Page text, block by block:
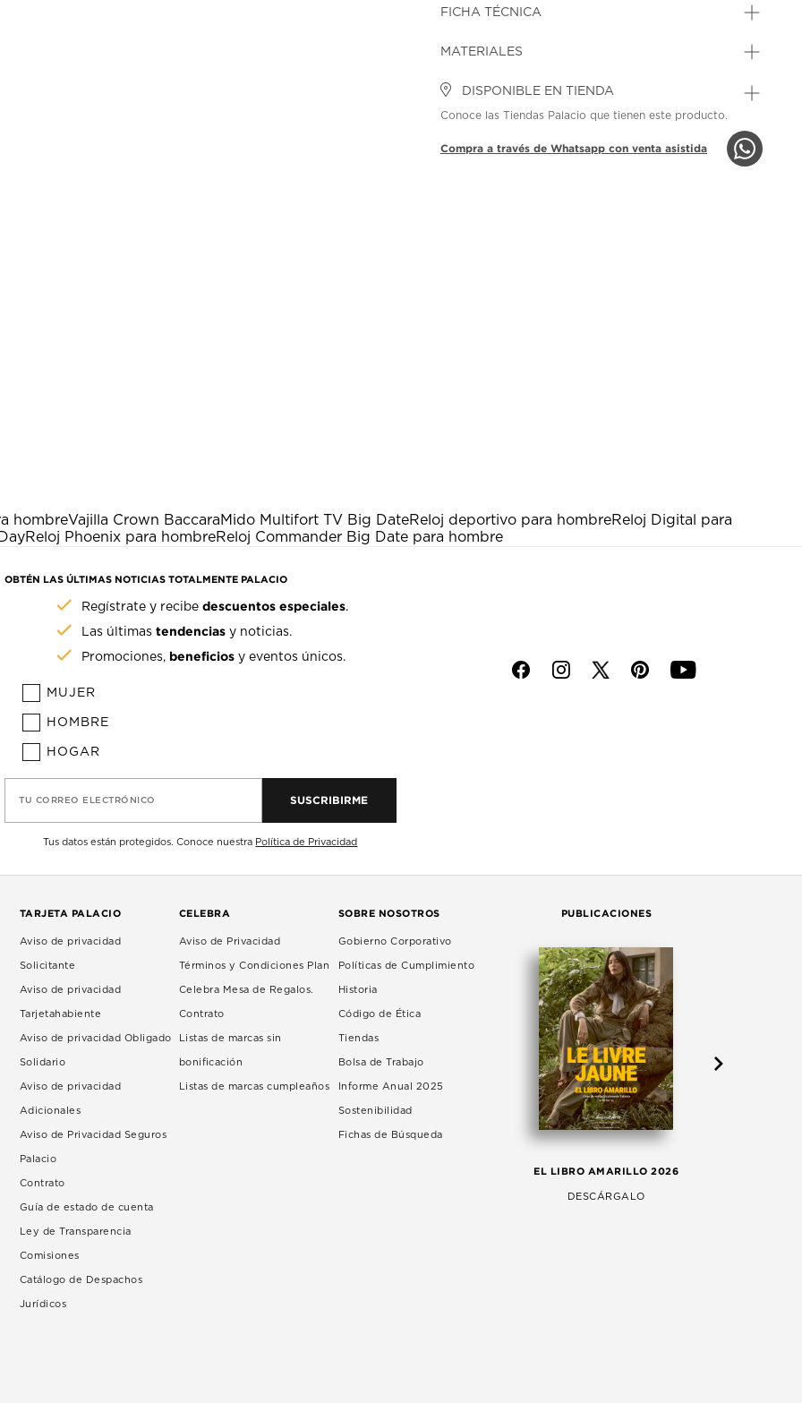
FICHA TÉCNICA
MATERIALES
DISPONIBLE EN TIENDA
Conoce las Tiendas Palacio que tienen este producto.
Compra a través de Whatsapp con venta asistida
hombreVajilla Crown BaccaraMido Multifort TV Big DateReloj deportivo para hombreReloj Digital para
Reloj Phoenix para hombreReloj Commander Big Date para hombre
OBTÉN LAS ÚLTIMAS NOTICIAS TOTALMENTE PALACIO
Regístrate y recibedescuentos especiales.
Las últimastendencias y noticias.
Promociones, beneficios y eventos únicos.
MUJER
HOMBRE
HOGAR
TU CORREO ELECTRÓNICO SUSCRIBIRME
Tus datos están protegidos. Conoce nuestra Política de Privacidad
f i p y
TARJETA PALACIO
Aviso de privacidad
Solicitante
Aviso de privacidad
Tarjetahabiente
Aviso de privacidad Obligado
Solidario
Aviso de privacidad
Adicionales
Aviso de Privacidad Seguros
Palacio
Contrato
Guía de estado de cuenta
Ley de Transparencia
Comisiones
Catálogo de Despachos
Jurídicos
CELEBRA
Aviso de Privacidad
Términos y Condiciones Plan
Celebra Mesa de Regalos.
Contrato
Listas de marcas sin
bonificación
Listas de marcas cumpleaños
SOBRE NOSOTROS
Gobierno Corporativo
Políticas de Cumplimiento
Historia
Código de Ética
Tiendas
Bolsa de Trabajo
Informe Anual 2025
Sostenibilidad
Fichas de Búsqueda
PUBLICACIONES
EL LIBRO AMARILLO 2026
DESCÁRGALO